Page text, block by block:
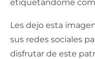
etiquetándome
Les dejo esta
sus redes sociales
disfrutar de este